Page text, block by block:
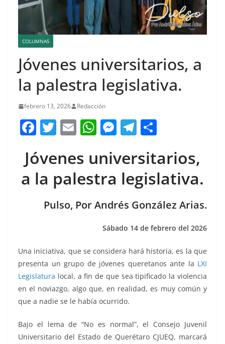
COLUMNAS
Jóvenes universitarios, a
la palestra legislativa.
febrero 13, 2026 Redacción
F
c
e
b
o
T
itt
er
E
ai
l
W
at
s
A
p
p
M
ss
e
n
g
er
T
e
gr
a
m
m
p
ar
tir
Jóvenes universitarios,
a la palestra legislativa.
Pulso, Por Andrés González Arias.
Sábado 14 de febrero del 2026
Una iniciativa, que se considera hará historia, es la que
presenta un grupo de jóvenes queretanos ante la LXI
Legislatura local, a fin de que sea tipificado la violencia
en el noviazgo, algo que, en realidad, es muy común y
que a nadie se le había ocurrido.
Bajo el lema de “No es normal”, el Consejo Juvenil
Universitario del Estado de Querétaro CJUEQ, marcará